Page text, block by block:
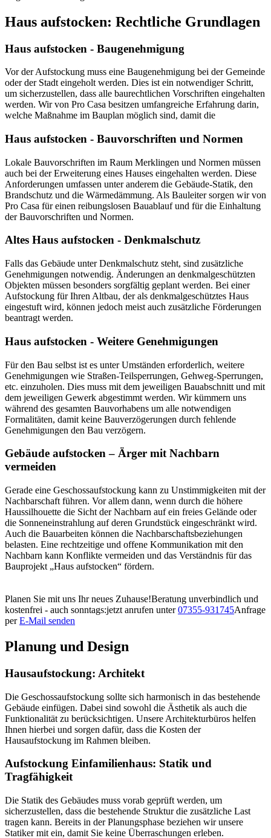
Haus aufstocken: Rechtliche Grundlagen
Haus aufstocken - Baugenehmigung
Vor der Aufstockung muss eine Baugenehmigung bei der Gemeinde
oder der Stadt eingeholt werden. Dies ist ein notwendiger Schritt,
um sicherzustellen, dass alle baurechtlichen Vorschriften eingehalten
werden. Wir von Pro Casa besitzen umfangreiche Erfahrung darin,
welche Maßnahme im Bauplan möglich sind, damit die
Haus aufstocken - Bauvorschriften und Normen
Lokale Bauvorschriften im Raum Merklingen und Normen müssen
auch bei der Erweiterung eines Hauses eingehalten werden. Diese
Anforderungen umfassen unter anderem die Gebäude-Statik, den
Brandschutz und die Wärmedämmung. Als Bauleiter sorgen wir von
Pro Casa für einen reibungslosen Bauablauf und für die Einhaltung
der Bauvorschriften und Normen.
Altes Haus aufstocken - Denkmalschutz
Falls das Gebäude unter Denkmalschutz steht, sind zusätzliche
Genehmigungen notwendig. Änderungen an denkmalgeschützten
Objekten müssen besonders sorgfältig geplant werden. Bei einer
Aufstockung für Ihren Altbau, der als denkmalgeschütztes Haus
eingestuft wird, können jedoch meist auch zusätzliche Förderungen
beantragt werden.
Haus aufstocken - Weitere Genehmigungen
Für den Bau selbst ist es unter Umständen erforderlich, weitere
Genehmigungen wie Straßen-Teilsperrungen, Gehweg-Sperrungen,
etc. einzuholen. Dies muss mit dem jeweiligen Bauabschnitt und mit
dem jeweiligen Gewerk abgestimmt werden. Wir kümmern uns
während des gesamten Bauvorhabens um alle notwendigen
Formalitäten, damit keine Bauverzögerungen durch fehlende
Genehmigungen den Bau verzögern.
Gebäude aufstocken – Ärger mit Nachbarn
vermeiden
Gerade eine Geschossaufstockung kann zu Unstimmigkeiten mit der
Nachbarschaft führen. Vor allem dann, wenn durch die höhere
Haussilhouette die Sicht der Nachbarn auf ein freies Gelände oder
die Sonneneinstrahlung auf deren Grundstück eingeschränkt wird.
Auch die Bauarbeiten können die Nachbarschaftsbeziehungen
belasten. Eine rechtzeitige und offene Kommunikation mit den
Nachbarn kann Konflikte vermeiden und das Verständnis für das
Bauprojekt „Haus aufstocken“ fördern.
Planen Sie mit uns Ihr neues Zuhause!Beratung unverbindlich und
kostenfrei - auch sonntags:jetzt anrufen unter07355-931745Anfrage
perE-Mail senden
Planung und Design
Hausaufstockung: Architekt
Die Geschossaufstockung sollte sich harmonisch in das bestehende
Gebäude einfügen. Dabei sind sowohl die Ästhetik als auch die
Funktionalität zu berücksichtigen. Unsere Architekturbüros helfen
Ihnen hierbei und sorgen dafür, dass die Kosten der
Hausaufstockung im Rahmen bleiben.
Aufstockung Einfamilienhaus: Statik und
Tragfähigkeit
Die Statik des Gebäudes muss vorab geprüft werden, um
sicherzustellen, dass die bestehende Struktur die zusätzliche Last
tragen kann. Bereits in der Planungsphase beziehen wir unsere
Statiker mit ein, damit Sie keine Überraschungen erleben.